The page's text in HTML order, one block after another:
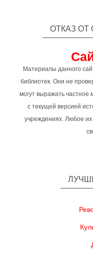
ОТКАЗ ОТ
Материалы данного
библиотек. Они не
могут выражать частное
с текущей версией
учреждениях. Любое